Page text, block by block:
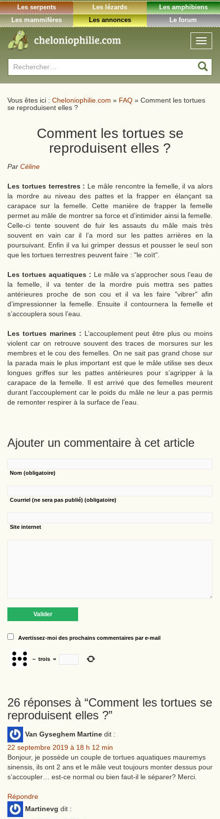
Les serpents Les lézards
Les amphibiens
Les mammifères
Les annonces Le forum
Rechercher :
Vous êtes ici : Cheloniophilie.com » FAQ » Comment les tortues
se reproduisent elles ?
Comment les tortues se
reproduisent elles ?
Par Céline
Les tortues terrestres : Le mâle rencontre la femelle, il va alors
la mordre au niveau des pattes et la frapper en élançant sa
carapace sur la femelle. Cette manière de frapper la femelle
permet au mâle de montrer sa force et d’intimider ainsi la femelle.
Celle-ci tente souvent de fuir les assauts du mâle mais très
souvent en vain car il l’a mord sur les pattes arrières en la
poursuivant. Enfin il va lui grimper dessus et pousser le seul son
que les tortues terrestres peuvent faire : "le coït".
Les tortues aquatiques : Le mâle va s’approcher sous l’eau de
la femelle, il va tenter de la mordre puis mettra ses pattes
antérieures proche de son cou et il va les faire "vibrer" afin
d’impressionner la femelle. Ensuite il contournera la femelle et
s’accouplera sous l’eau.
Les tortues marines : L’accouplement peut être plus ou moins
violent car on retrouve souvent des traces de morsures sur les
membres et le cou des femelles. On ne sait pas grand chose sur
la parada mais le plus important est que le mâle utilise ses deux
longues griffes sur les pattes antérieures pour s’agripper à la
carapace de la femelle. Il est arrivé que des femelles meurent
durant l’accouplement car le poids du mâle ne leur a pas permis
de remonter respirer à la surface de l’eau.
Ajouter un commentaire à cet article
Nom (obligatoire)
Courriel (ne sera pas publié) (obligatoire)
Site internet
Avertissez-moi des prochains commentaires par e-mail
− trois =
26 réponses à “Comment les tortues se
reproduisent elles ?”
Van Gyseghem Martine dit :
22 septembre 2019 à 18 h 12 min
Bonjour, je possède un couple de tortues aquatiques mauremys
sinensis, ils ont 2 ans et le mâle veut toujours monter dessus pour
s’accoupler… est-ce normal ou bien faut-il le séparer? Merci.
Répondre
Martinevg dit :